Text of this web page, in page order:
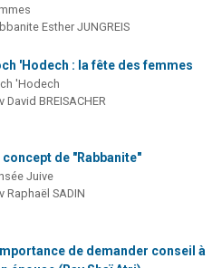
Esther JUNGREIS
'Hodech : la fête des femmes
'Hodech
David BREISACHER
concept de "Rabbanite"
Juive
Raphaël SADIN
de demander conseil à